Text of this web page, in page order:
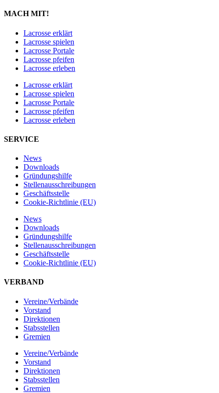
MACH MIT!
Lacrosse erklärt
Lacrosse spielen
Lacrosse Portale
Lacrosse pfeifen
Lacrosse erleben
Lacrosse erklärt
Lacrosse spielen
Lacrosse Portale
Lacrosse pfeifen
Lacrosse erleben
SERVICE
News
Downloads
Gründungshilfe
Stellen­ausschreibungen
Geschäftsstelle
Cookie-Richtlinie (EU)
News
Downloads
Gründungshilfe
Stellen­ausschreibungen
Geschäftsstelle
Cookie-Richtlinie (EU)
VERBAND
Vereine/Verbände
Vorstand
Direktionen
Stabsstellen
Gremien
Vereine/Verbände
Vorstand
Direktionen
Stabsstellen
Gremien